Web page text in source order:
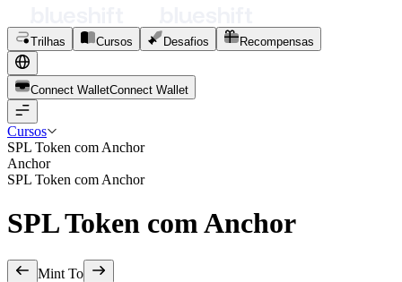
Trilhas Cursos Desafios Recompensas
Connect WalletConnect Wal et
Cursos
SPL Token com Anchor
Anchor
SPL Token com Anchor
SPL Token com Anchor
Mint To